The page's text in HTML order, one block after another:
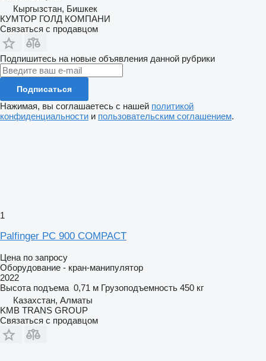
Кыргызстан, Бишкек
КУМТОР ГОЛД КОМПАНИ
Связаться с продавцом
Подпишитесь на новые объявления данной рубрики
Подписаться
Нажимая, вы соглашаетесь с нашей политикой
конфиденциальности и пользовательским соглашением.
1
Palfinger PC 900 COMPACT
Цена по запросу
Оборудование - кран-манипулятор
2022
Высота подъема 0,71 м Грузоподъемность 450 кг
Казахстан, Алматы
KMB TRANS GROUP
Связаться с продавцом